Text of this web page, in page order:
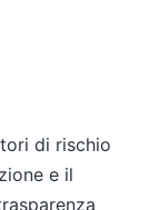
di rischio
e il